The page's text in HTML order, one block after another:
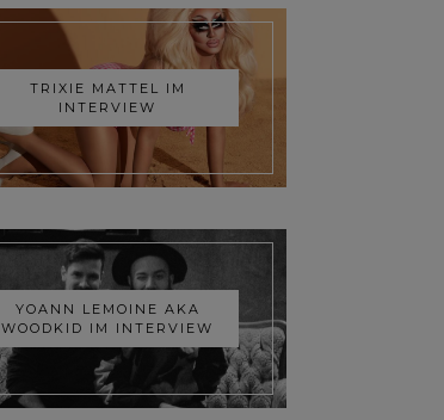
TRIXIE MATTEL IM
INTERVIEW
YOANN LEMOINE AKA
WOODKID IM INTERVIEW